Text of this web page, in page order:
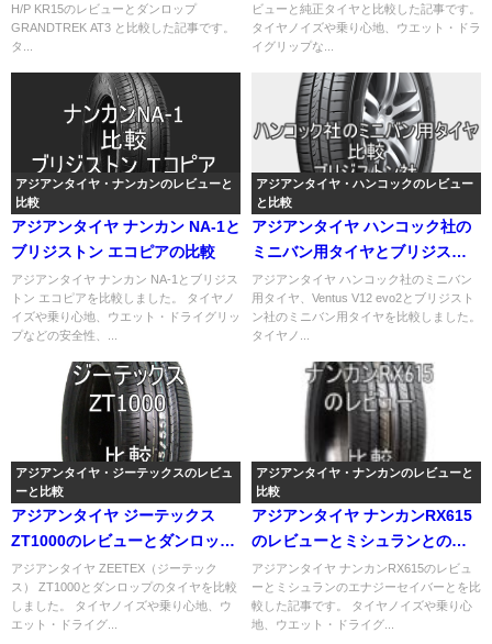
H/P KR15のレビューとダンロップ
GRANDTREK AT3 と比較した記事です。
タ...
ビューと純正タイヤと比較した記事です。
タイヤノイズや乗り心地、ウエット・ドラ
イグリップな...
アジアンタイヤ・ナンカンのレビューと
比較
アジアンタイヤ ナンカン NA-1と
ブリジストン エコピアの比較
アジアンタイヤ ナンカン NA-1とブリジス
トン エコピアを比較しました。 タイヤノ
イズや乗り心地、ウエット・ドライグリッ
プなどの安全性、...
アジアンタイヤ・ハンコックのレビュー
と比較
アジアンタイヤ ハンコック社の
ミニバン用タイヤとブリジスト
ン社の比較
アジアンタイヤ ハンコック社のミニバン
用タイヤ、Ventus V12 evo2とブリジスト
ン社のミニバン用タイヤを比較しました。
タイヤノ...
アジアンタイヤ・ジーテックスのレビュ
ーと比較
アジアンタイヤ ジーテックス
ZT1000のレビューとダンロップ
との比較
アジアンタイヤ ZEETEX（ジーテック
ス） ZT1000とダンロップのタイヤを比較
しました。 タイヤノイズや乗り心地、ウ
エット・ドライグ...
アジアンタイヤ・ナンカンのレビューと
比較
アジアンタイヤ ナンカンRX615
のレビューとミシュランとの比
較
アジアンタイヤ ナンカンRX615のレビュ
ーとミシュランのエナジーセイバーとを比
較した記事です。 タイヤノイズや乗り心
地、ウエット・ドライグ...